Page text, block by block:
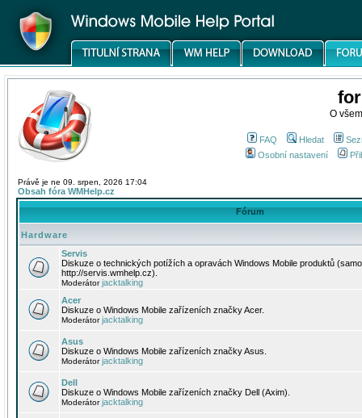
O
FAQ Hledat
Osobní nastavení
Právě je ne 09. srpen, 2026 17:04
Obsah fóra WMHelp.cz
Fórum
Hardware
Servis
Diskuze o technických potížích a opravách Windows Mobile produktů
http://servis.wmhelp.cz).
Moderátorjacktalking
Acer
Diskuze o Windows Mobile zařízeních značky Acer.
Moderátorjacktalking
Asus
Diskuze o Windows Mobile zařízeních značky Asus.
Moderátorjacktalking
Dell
Diskuze o Windows Mobile zařízeních značky Dell (Axim).
Moderátorjacktalking